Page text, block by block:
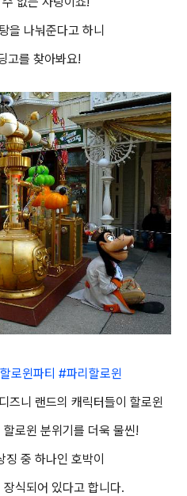
을 나눠준다고 하니
고를 찾아봐요!
로윈파티 #파리할로윈
즈니 랜드의 캐릭터들이 할로윈
로윈 분위기를 더욱 물씬!
중 하나인 호박이
식되어 있다고 합니다.